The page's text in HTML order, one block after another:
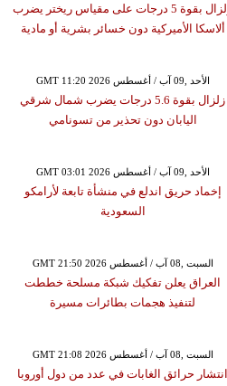
زلزال بقوة 5 درجات على مقياس ريختر يضرب
ألاسكا الأميركية دون خسائر بشرية أو مادية
GMT 11:20 2026 الأحد ,09 آب / أغسطس
زلزال بقوة 5.6 درجات يضرب شمال شرقي
اليابان دون تحذير من تسونامي
GMT 03:01 2026 الأحد ,09 آب / أغسطس
إخماد حريق اندلع في منشأة تابعة لأرامكو
السعودية
GMT 21:50 2026 السبت ,08 آب / أغسطس
العراق يعلن تفكيك شبكة مسلحة خططت
لتنفيذ هجمات بطائرات مسيرة
GMT 21:08 2026 السبت ,08 آب / أغسطس
انتشار حرائق الغابات في عدد من دول أوروبا